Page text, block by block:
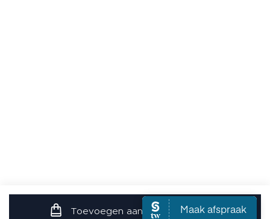
Toevoegen aan de winkelwagen